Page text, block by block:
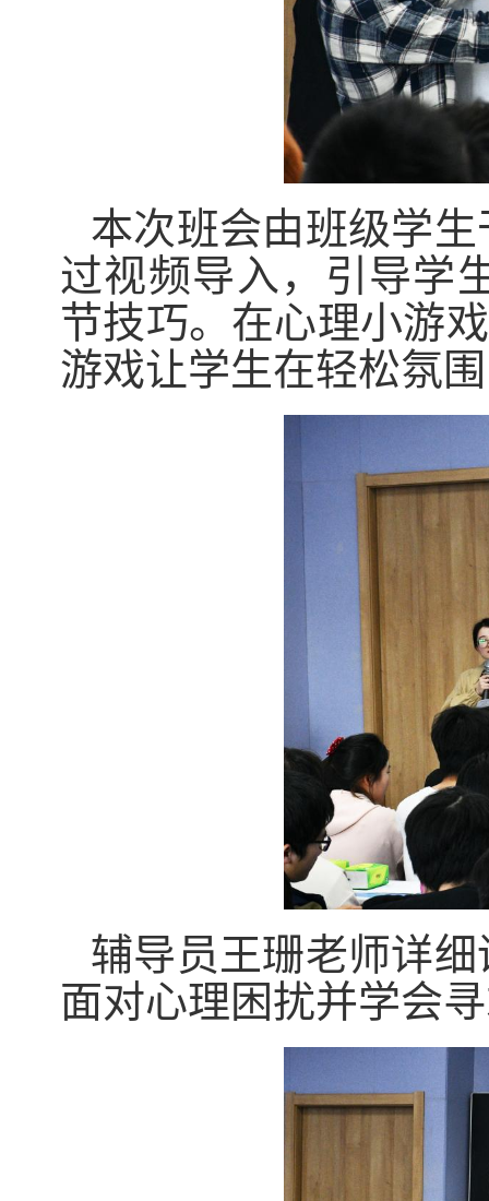
本次班会由班级学
过视频导入，引导学
节技巧。在心理小游
游戏让学生在轻松氛
辅导员王珊老师详
面对心理困扰并学会